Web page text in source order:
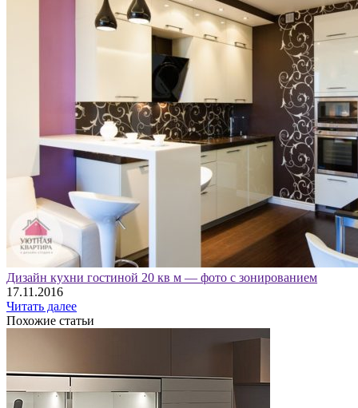
Дизайн кухни гостиной 20 кв м — фото с зонированием
17.11.2016
Читать далее
Похожие статьи